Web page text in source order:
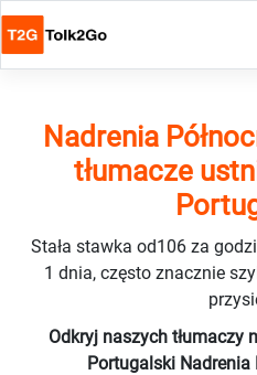
Nadrenia
tłumacze
Stała stawka od106 za
1 dnia, często znacznie
Odkryj naszych tłumaczy
Portugalski Nadrenia